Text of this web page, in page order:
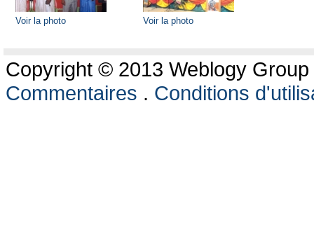
Voir la photo Voir la photo
Copyright © 2013 Weblogy
Commentaires . Conditions